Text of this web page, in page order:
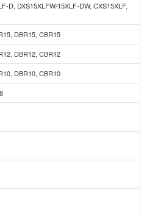
D, DXS15XLFW/15XLF-DW, CXS15XLF,
DBR15, CBR15
DBR12, CBR12
DBR10, CBR10